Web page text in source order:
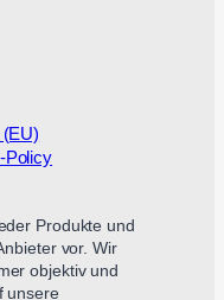
Policy
Produkte und
vor. Wir
objektiv und
unsere